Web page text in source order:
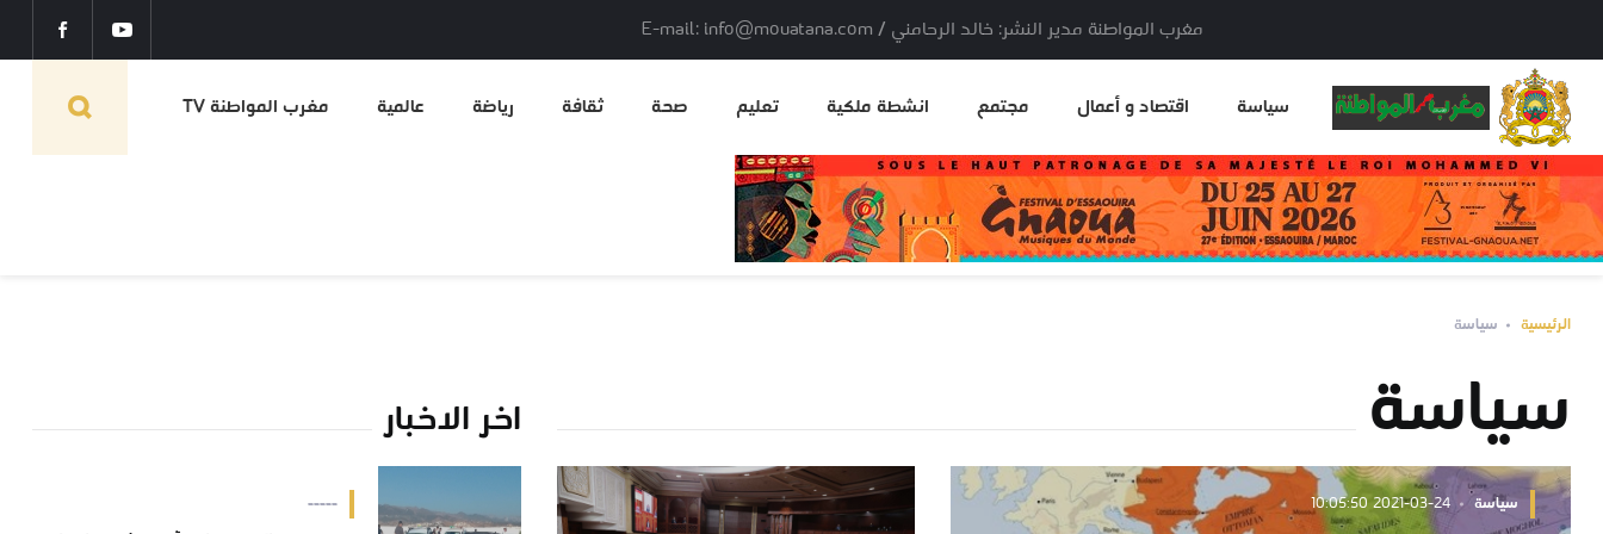
مغرب المواطنة مدير النشر: خالد الرحامني / E-mail: info@mouatana.com
سياسة اقتصاد و أعمال مجتمع انشطة ملكية تعليم صحة ثقافة رياضة عالمية مغرب المواطنة TV
الرئيسية سياسة
سياسة
سياسة 2021-03-24 10:05:50
اخر الاخبار
-----